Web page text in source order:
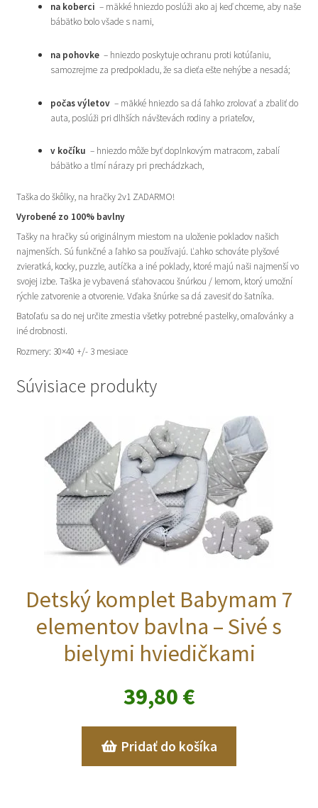
na koberci – mäkké hniezdo poslúži ako aj keď chceme, aby naše
bábätko bolo všade s nami,
na pohovke– hniezdo poskytuje ochranu proti kotúľaniu,
samozrejme za predpokladu, že sa dieťa ešte nehýbe a nesadá;
počas výletov– mäkké hniezdo sa dá ľahko zrolovať a zbaliť do
auta, poslúži pri dlhších návštevách rodiny a priateľov,
v kočíku – hniezdo môže byť doplnkovým matracom, zabalí
bábätko a tlmí nárazy pri prechádzkach,
Taška do škôlky, na hračky 2v1 ZADARMO!
Vyrobené zo 100% bavlny
Tašky na hračky sú originálnym miestom na uloženie pokladov našich
najmenších. Sú funkčné a ľahko sa používajú. Ľahko schováte plyšové
zvieratká, kocky, puzzle, autíčka a iné poklady, ktoré majú naši najmenší vo
svojej izbe. Taška je vybavená sťahovacou šnúrkou / lemom, ktorý umožní
rýchle zatvorenie a otvorenie. Vďaka šnúrke sa dá zavesiť do šatníka.
Batoľaťu sa do nej určite zmestia všetky potrebné pastelky, omaľovánky a
iné drobnosti.
Rozmery: 30×40 +/- 3 mesiace
Súvisiace produkty
Detský komplet Babymam 7
elementov bavlna – Sivé s
bielymi hviedičkami
39,80 €
Pridať do košíka